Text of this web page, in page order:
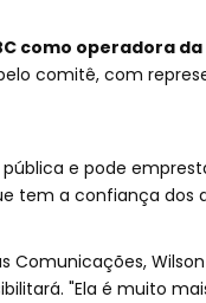
como operadora
comitê, com
e pode
tem a confiança dos
Comunicações,
"Ela é muito